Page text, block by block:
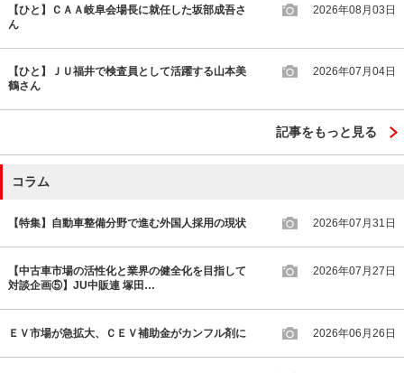
【ひと】ＣＡＡ岐阜会場長に就任した坂部成吾さ
ん
2026年08月03日
【ひと】ＪＵ福井で検査員として活躍する山本美
鶴さん
2026年07月04日
記事をもっと見る
コラム
【特集】自動車整備分野で進む外国人採用の現状 2026年07月31日
【中古車市場の活性化と業界の健全化を目指して
対談企画⑤】JU中販連 塚田…
2026年07月27日
ＥＶ市場が急拡大、ＣＥＶ補助金がカンフル剤に 2026年06月26日